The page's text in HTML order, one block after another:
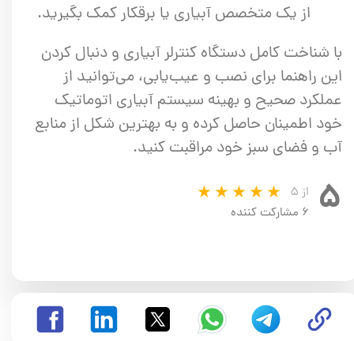
از یک متخصص آبیاری یا برقکار کمک بگیرید.
با شناخت کامل دستگاه کنترلر آبیاری و دنبال کردن
این راهنما برای نصب و عیب‌یابی، می‌توانید از
عملکرد صحیح و بهینه سیستم آبیاری اتوماتیک
خود اطمینان حاصل کرده و به بهترین شکل از منابع
آب و فضای سبز خود مراقبت کنید.
۵
از ۵
۶ مشارکت کننده